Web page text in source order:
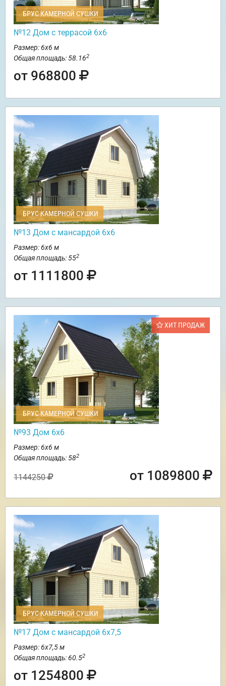
БРУС КАМЕРНОЙ СУШКИ
№12 Дом с террасой 6х6
Размер: 6х6 м
Общая площадь: 58.162
от 968800
БРУС КАМЕРНОЙ СУШКИ
№13 Дом с мансардой 6х6
Размер: 6х6 м
Общая площадь: 552
от 1111800
ХИТ ПРОДАЖ
БРУС КАМЕРНОЙ СУШКИ
№93 Дом 6х6
Размер: 6х6 м
Общая площадь: 582
1144250 от 1089800
БРУС КАМЕРНОЙ СУШКИ
№17 Дом с мансардой 6х7,5
Размер: 6х7,5 м
Общая площадь: 60.52
от 1254800